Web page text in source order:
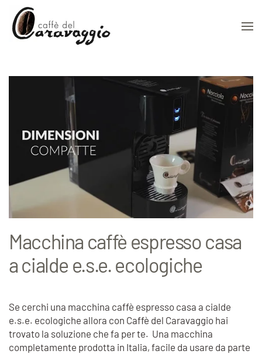
Skip to main content
Macchina caffè espresso casa
a cialde e.s.e. ecologiche
Se cerchi una macchina caffè espresso casa a cialde
e.s.e. ecologiche allora con Caffè del Caravaggio hai
trovato la soluzione che fa per te. Una macchina
completamente prodotta in Italia, facile da usare da parte